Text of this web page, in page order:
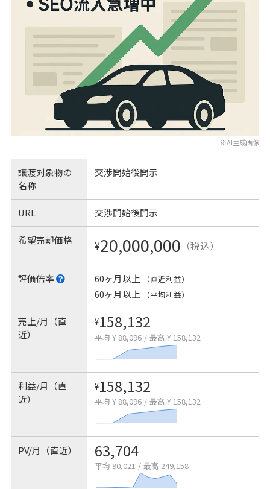
※AI生成画像
譲渡対象物の
名称
交渉開始後開示
URL 交渉開始後開示
希望売却価格 ¥20,000,000 （税込）
評価倍率 60ヶ月以上 （直近利益）
60ヶ月以上 （平均利益）
売上/月（直
近）
¥158,132
平均 ¥ 88,096 / 最高 ¥ 158,132
利益/月（直
近）
¥158,132
平均 ¥ 88,096 / 最高 ¥ 158,132
PV/月（直近） 63,704
平均 90,021 / 最高 249,158